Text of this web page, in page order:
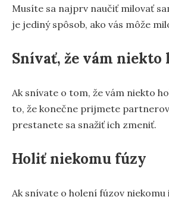
Musíte sa najprv naučiť milovať
je jediný spôsob, ako vás môže
Snívať, že vám niekto
Ak snívate o tom, že vám niekto
to, že konečne prijmete
prestanete sa snažiť ich zmeniť.
Holiť niekomu fúzy
Ak snívate o holení fúzov